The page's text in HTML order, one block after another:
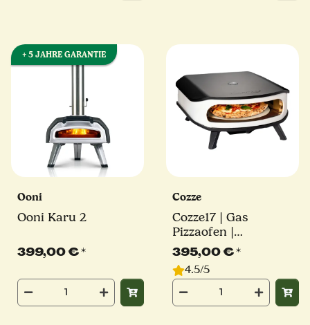
+ 5 JAHRE GARANTIE
Ooni
Ooni Karu 2
399,00 €*
Cozze
Cozze17 | Gas
Pizzaofen |
rotierender Pizzastein
| mit Hitzeschild |
Millarco
395,00 €*
4.5/5